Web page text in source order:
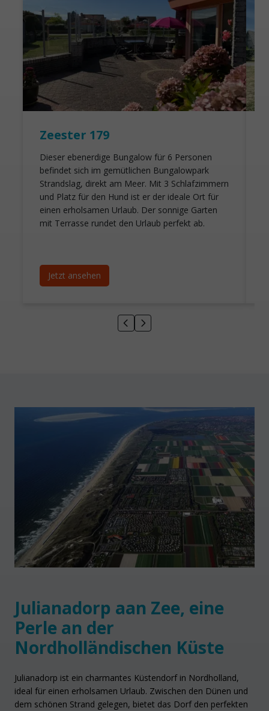
Zeester 179
Dieser ebenerdige Bungalow für 6 Personen
befindet sich im gemütlichen Bungalowpark
Strandslag, direkt am Meer. Mit 3 Schlafzimmern
und Platz für den Hund ist er der ideale Ort für
einen erholsamen Urlaub. Der sonnige Garten
mit Terrasse rundet den Urlaub perfekt ab.
Jetzt ansehen
Julianadorp aan Zee, eine
Perle an der
Nordholländischen Küste
Julianadorp ist ein charmantes Küstendorf in Nordholland,
ideal für einen erholsamen Urlaub. Zwischen den Dünen und
dem schönen Strand gelegen, bietet das Dorf den perfekten